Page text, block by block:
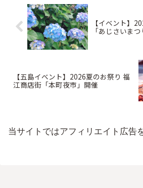
【イベント】
「あじさいまつ
【五島イベント】2026夏のお祭り 福
江商店街「本町夜市」開催
当サイトではアフィリエイト広告